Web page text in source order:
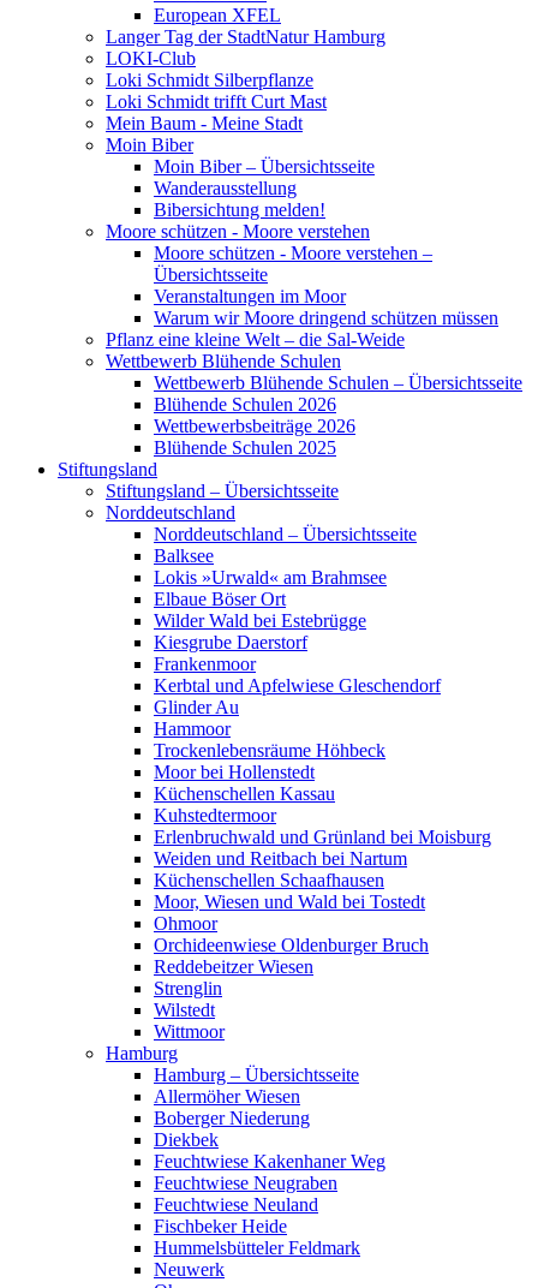
European XFEL
Langer Tag der StadtNatur Hamburg
LOKI-Club
Loki Schmidt Silberpflanze
Loki Schmidt trifft Curt Mast
Mein Baum - Meine Stadt
Moin Biber
Moin Biber – Übersichtsseite
Wanderausstellung
Bibersichtung melden!
Moore schützen - Moore verstehen
Moore schützen - Moore verstehen –
Übersichtsseite
Veranstaltungen im Moor
Warum wir Moore dringend schützen müssen
Pflanz eine kleine Welt – die Sal-Weide
Wettbewerb Blühende Schulen
Wettbewerb Blühende Schulen – Übersichtsseite
Blühende Schulen 2026
Wettbewerbsbeiträge 2026
Blühende Schulen 2025
Stiftungsland
Stiftungsland – Übersichtsseite
Norddeutschland
Norddeutschland – Übersichtsseite
Balksee
Lokis »Urwald« am Brahmsee
Elbaue Böser Ort
Wilder Wald bei Estebrügge
Kiesgrube Daerstorf
Frankenmoor
Kerbtal und Apfelwiese Gleschendorf
Glinder Au
Hammoor
Trockenlebensräume Höhbeck
Moor bei Hollenstedt
Küchenschellen Kassau
Kuhstedtermoor
Erlenbruchwald und Grünland bei Moisburg
Weiden und Reitbach bei Nartum
Küchenschellen Schaafhausen
Moor, Wiesen und Wald bei Tostedt
Ohmoor
Orchideenwiese Oldenburger Bruch
Reddebeitzer Wiesen
Strenglin
Wilstedt
Wittmoor
Hamburg
Hamburg – Übersichtsseite
Allermöher Wiesen
Boberger Niederung
Diekbek
Feuchtwiese Kakenhaner Weg
Feuchtwiese Neugraben
Feuchtwiese Neuland
Fischbeker Heide
Hummelsbütteler Feldmark
Neuwerk